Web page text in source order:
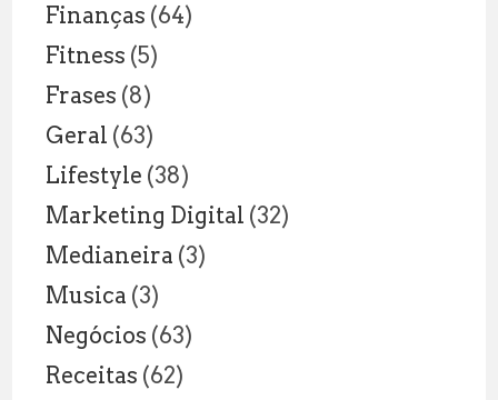
Finanças (64)
Fitness (5)
Frases (8)
Geral (63)
Lifestyle (38)
Marketing Digital (32)
Medianeira (3)
Musica (3)
Negócios (63)
Receitas (62)